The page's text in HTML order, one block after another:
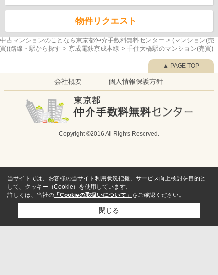
物件リクエスト
中古マンションのことなら東京都仲介手数料無料センター > (マンション(売
買))路線・駅から探す > 京成電鉄京成本線 > 千住大橋駅のマンション(売買)
会社概要 個人情報保護方針
Copyright ©2016 All Rights Reserved.
▲ PAGE TOP
当サイトでは、お客様の当サイト利用状況把握、サービス向上検討を目的と
して、クッキー（Cookie）を使用しています。
詳しくは、当社の 「Cookieの取扱いについて」 をご確認ください。
閉じる